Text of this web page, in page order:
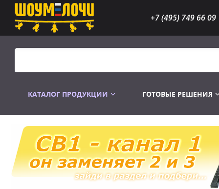
+7 (495) 749 66 09
КАТАЛОГ ПРОДУКЦИИ
Распродажа Лампы
ГОТОВЫЕ РЕШЕНИЯ